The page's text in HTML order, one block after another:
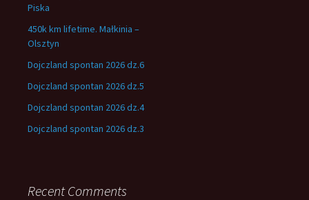
Piska
450k km lifetime. Małkinia –
Olsztyn
Dojczland spontan 2026 dz.6
Dojczland spontan 2026 dz.5
Dojczland spontan 2026 dz.4
Dojczland spontan 2026 dz.3
Recent Comments